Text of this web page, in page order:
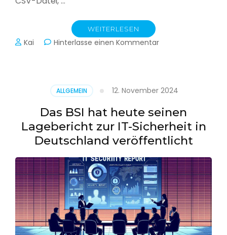
WEITERLESEN
Kai Hinterlasse einen Kommentarzu
aus
CSV
erstellen
ALLGEMEIN 12. November 2024
Das BSI hat heute seinen
Lagebericht zur IT-Sicherheit in
Deutschland veröffentlicht